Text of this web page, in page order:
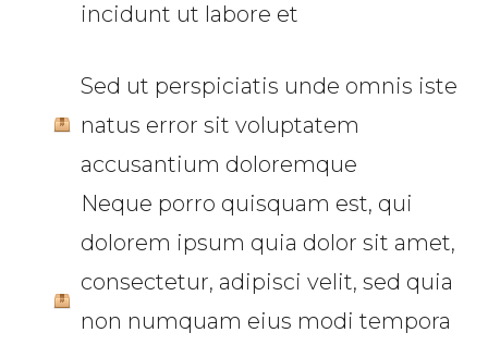
incidunt ut labore et
Sed ut perspiciatis unde omnis iste
natus error sit voluptatem
accusantium doloremque
Neque porro quisquam est, qui
dolorem ipsum quia dolor sit amet,
consectetur, adipisci velit, sed quia
non numquam eius modi tempora